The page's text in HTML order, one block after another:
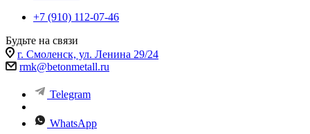
+7 (910) 112-07-46
Будьте на связи
г. Смоленск, ул. Ленина 29/24
rmk@betonmetall.ru
Telegram
WhatsApp